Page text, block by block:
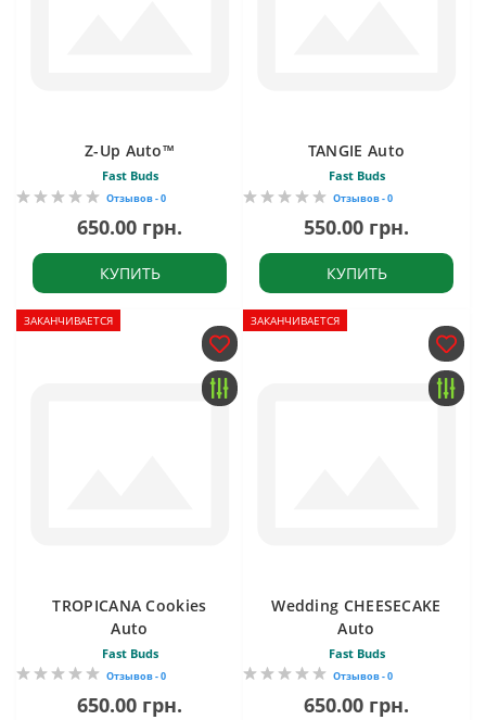
Z-Up Auto™
Fast Buds
Отзывов - 0
650.00 грн.
КУПИТЬ
TANGIE Auto
Fast Buds
Отзывов - 0
550.00 грн.
КУПИТЬ
ЗАКАНЧИВАЕТСЯ
TROPICANA Cookies
Auto
Fast Buds
Отзывов - 0
650.00 грн.
ЗАКАНЧИВАЕТСЯ
Wedding CHEESECAKE
Auto
Fast Buds
Отзывов - 0
650.00 грн.